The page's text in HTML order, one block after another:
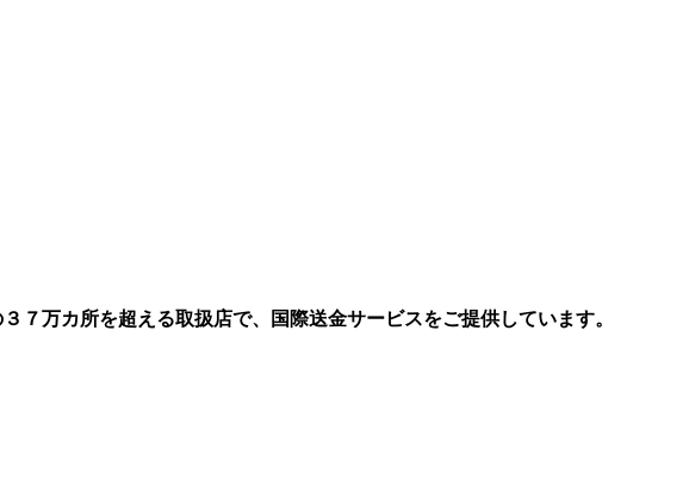
万カ所を超える取扱店で、国際送金サービスをご提供しています。